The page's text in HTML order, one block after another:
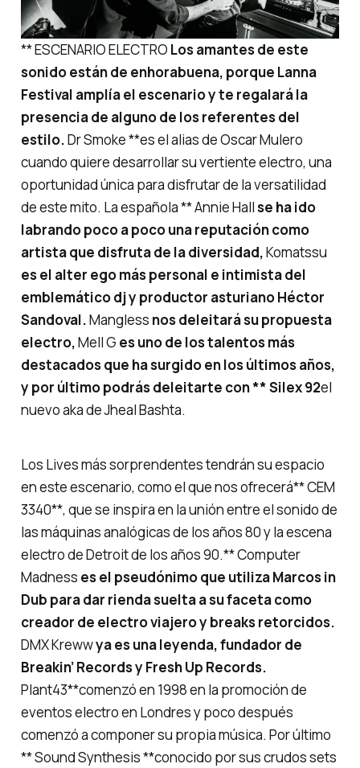
** ESCENARIO ELECTRO Los amantes de este
sonido están de enhorabuena, porque Lanna
Festival amplía el escenario y te regalará la
presencia de alguno de los referentes del
estilo.Dr Smoke **es el alias de Oscar Mulero
cuando quiere desarrollar su vertiente electro, una
oportunidad única para disfrutar de la versatilidad
de este mito. La española ** Annie Hallse ha ido
labrando poco a poco una reputación como
artista que disfruta de la diversidad,Komatssu
es el alter ego más personal e intimista del
emblemático dj y productor asturiano Héctor
Sandoval.Mangless nos deleitará su propuesta
electro,Mell G es uno de los talentos más
destacados que ha surgido en los últimos años,
y por último podrás deleitarte con ** Silex 92el
nuevo aka de Jheal Bashta.
Los Lives más sorprendentes tendrán su espacio
en este escenario, como el que nos ofrecerá** CEM
3340**, que se inspira en la unión entre el sonido de
las máquinas analógicas de los años 80 y la escena
electro de Detroit de los años 90.** Computer
Madness es el pseudónimo que utiliza Marcos in
Dub para dar rienda suelta a su faceta como
creador de electro viajero y breaks retorcidos.
DMX Krewwya es una leyenda, fundador de
Breakin’ Records y Fresh Up Records.
Plant43**comenzó en 1998 en la promoción de
eventos electro en Londres y poco después
comenzó a componer su propia música. Por último
** Sound Synthesis **conocido por sus crudos sets